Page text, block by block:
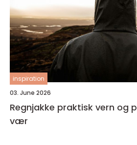
inspiration
03. June 2026
Regnjakke praktisk vern og profil i alt slags
vær